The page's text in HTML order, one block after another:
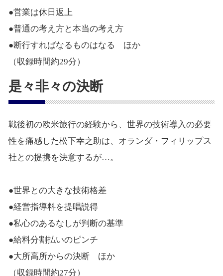
●営業は休日返上
●普通の考え方と本当の考え方
●断行すればなるものはなる ほか
（収録時間約29分）
是々非々の決断
戦後初の欧米旅行の経験から、世界の技術導入の必要
性を痛感した松下幸之助は、オランダ・フィリップス
社との提携を決意するが…。
●世界との大きな技術格差
●経営指導料を提唱説得
●私心のあるなしが判断の基準
●給料分割払いのピンチ
●大所高所からの決断 ほか
（収録時間約27分）